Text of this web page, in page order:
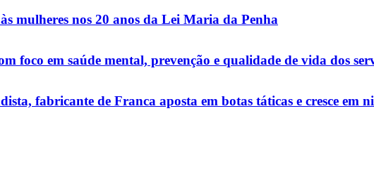
mulheres nos 20 anos da Lei Maria da Penha
foco em saúde mental, prevenção e qualidade de vida dos
fabricante de Franca aposta em botas táticas e cresce em